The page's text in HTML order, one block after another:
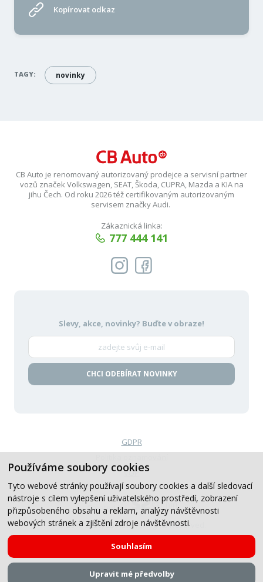
Používáme soubory cookies
Tyto webové stránky používají soubory cookies a další sledovací
nástroje s cílem vylepšení uživatelského prostředí, zobrazení
přizpůsobeného obsahu a reklam, analýzy návštěvnosti
webových stránek a zjištění zdroje návštěvnosti.
Souhlasím
Upravit mé předvolby
Kopírovat odkaz
TAGY: novinky
CB Auto je renomovaný autorizovaný prodejce a servisní partner
vozů značek Volkswagen, SEAT, Škoda, CUPRA, Mazda a KIA na
jihu Čech. Od roku 2026 též certifikovaným autorizovaným
servisem značky Audi.
Zákaznická linka:
777 444 141
Slevy, akce, novinky? Buďte v obraze!
CHCI ODEBÍRAT NOVINKY
© 2019-2026, CB Auto, All Rights Reserved.
GDPR
VOP
Created by